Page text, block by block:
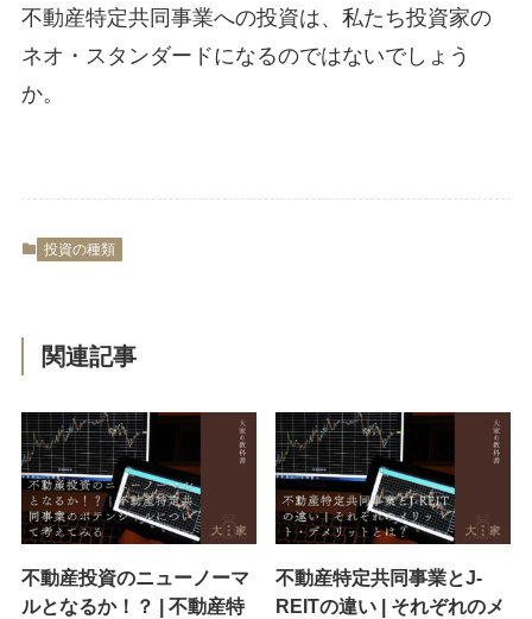
不動産特定共同事業への投資は、私たち投資家の
ネオ・スタンダードになるのではないでしょう
か。
投資の種類
関連記事
不動産投資のニューノーマ
ルとなるか！？ | 不動産特
不動産特定共同事業とJ-
REITの違い | それぞれのメ